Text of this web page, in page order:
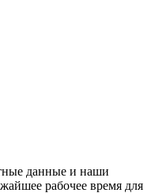
данные и наши
рабочее время для